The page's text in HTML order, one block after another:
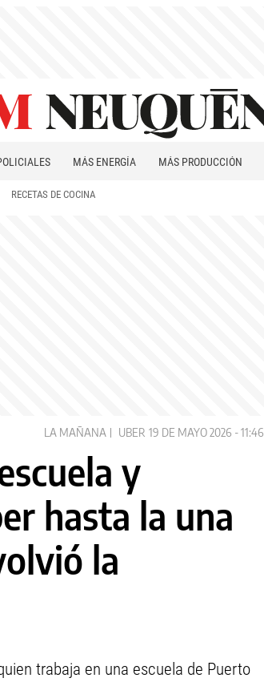
MÁS ENERGÍA MÁS PRODUCCIÓN
RECETAS DE COCINA
LA MAÑANA UBER 19 DE MAYO 2026 - 11:46
y
hasta la una
la
trabaja en una escuela de Puerto